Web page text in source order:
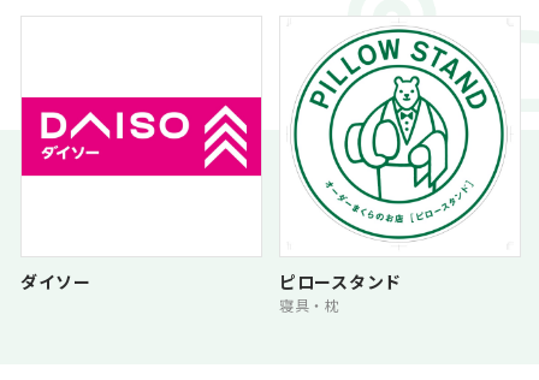
ダイソー ピロースタンド
寝具・枕